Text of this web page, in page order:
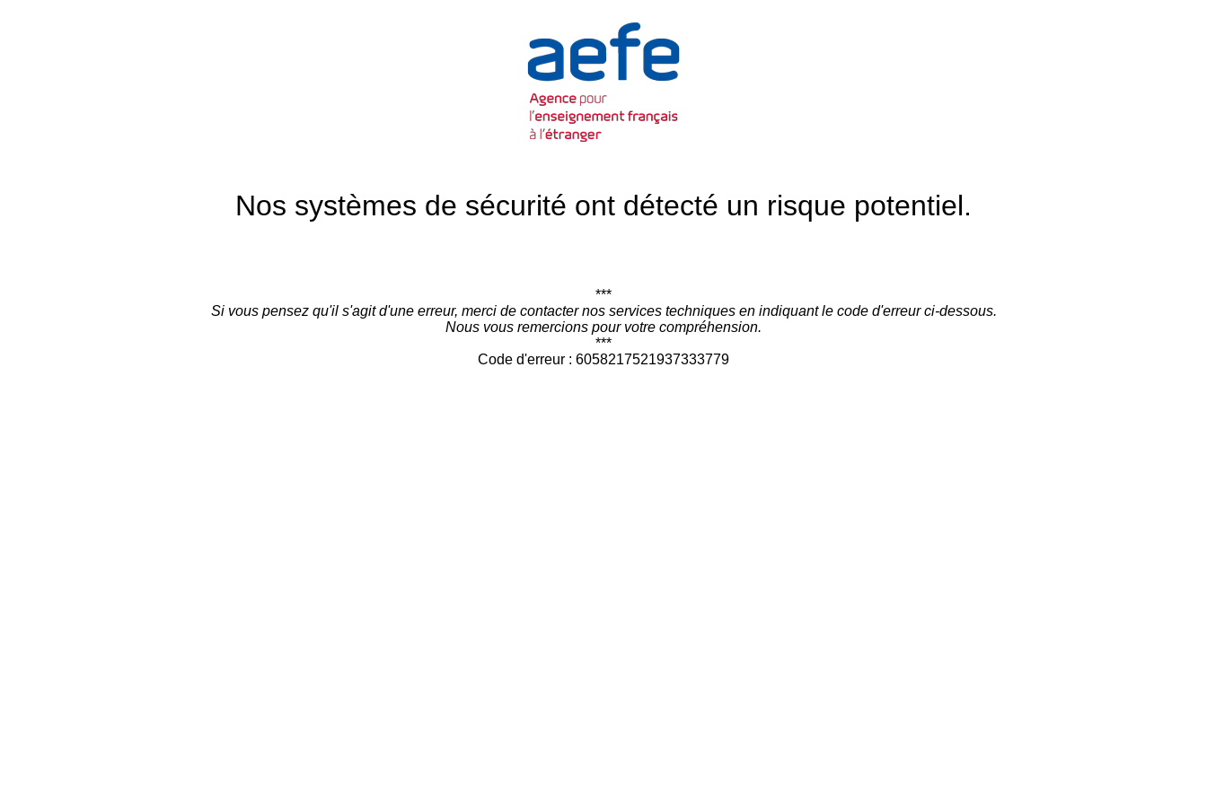
Nos systèmes de sécurité ont détecté un risque potentiel.
***
Si vous pensez qu'il s'agit d'une erreur, merci de contacter nos services techniques en indiquant le code d'erreur ci-dessous.
Nous vous remercions pour votre compréhension.
***
Code d'erreur : 6058217521937333779